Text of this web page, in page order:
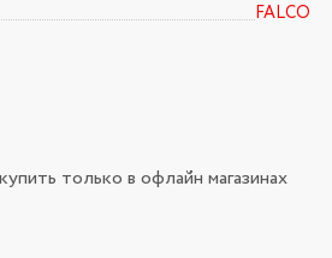
FALCO
только в офлайн магазинах